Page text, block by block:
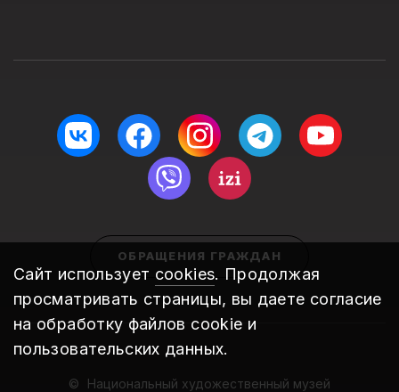
Сайт использует cookies. Продолжая
просматривать страницы, вы даете согласие
на обработку файлов cookie и
пользовательских данных.
ОБРАЩЕНИЯ ГРАЖДАН
Национальный художественный музей